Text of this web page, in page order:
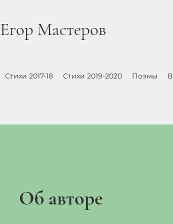
Егор Мастеров
Стихи 2017-18 Стихи 2019-2020 Поэмы
Об авторе